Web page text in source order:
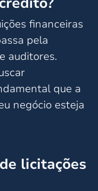
financeiras
pela
auditores.
que a
negócio esteja
licitações